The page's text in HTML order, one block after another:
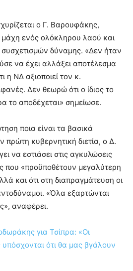
ο Γ. Βαρουφάκης,
μάχη ενός ολόκληρου λαού και
συσχετισμών δύναμης. «Δεν ήταν
να έχει αλλάξει αποτέλεσμα
η ΝΔ αξιοποιεί τον κ.
Δεν θεωρώ ότι ο ίδιος το
το αποδέχεται» σημείωσε.
ποια είναι τα βασικά
κυβερνητική διετία, ο Δ.
να εστιάσει στις αγκυλώσεις
που «προϋποθέτουν μεγαλύτερη
και ότι στη διαπραγμάτευση οι
«Όλα εξαρτώνται
αναφέρει.
για Τσίπρα: «Οι
ότι θα μας βγάλουν